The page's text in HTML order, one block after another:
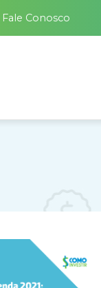
Fale Conosco